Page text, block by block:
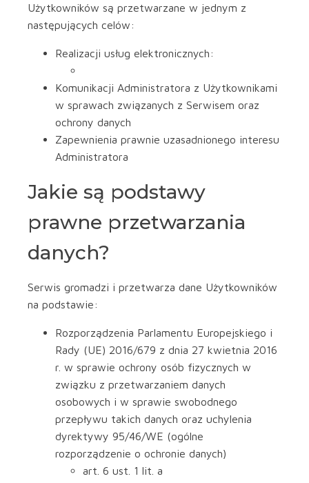
Użytkowników są przetwarzane w jednym z
następujących celów:
Realizacji usług elektronicznych:
Komunikacji Administratora z Użytkownikami
w sprawach związanych z Serwisem oraz
ochrony danych
Zapewnienia prawnie uzasadnionego interesu
Administratora
Jakie są podstawy
prawne przetwarzania
danych?
Serwis gromadzi i przetwarza dane Użytkowników
na podstawie:
Rozporządzenia Parlamentu Europejskiego i
Rady (UE) 2016/679 z dnia 27 kwietnia 2016
r. w sprawie ochrony osób fizycznych w
związku z przetwarzaniem danych
osobowych i w sprawie swobodnego
przepływu takich danych oraz uchylenia
dyrektywy 95/46/WE (ogólne
rozporządzenie o ochronie danych)
art. 6 ust. 1 lit. a